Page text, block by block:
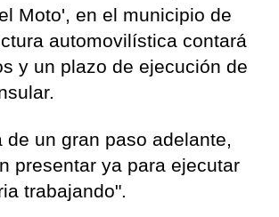
Moto', en el municipio de
automovilística contará
y un plazo de ejecución de
un gran paso adelante,
presentar ya para ejecutar
trabajando".